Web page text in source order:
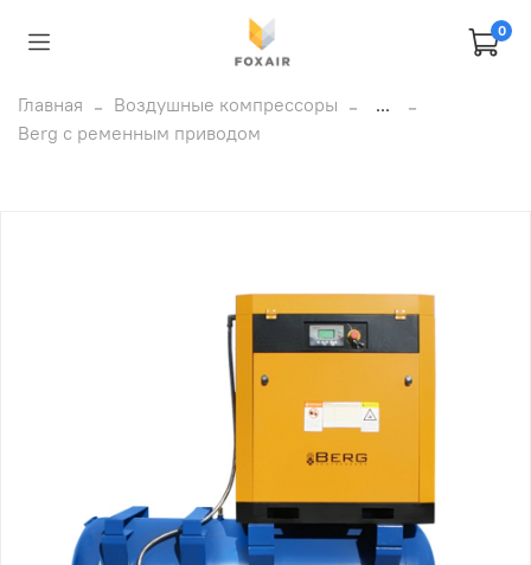
0
Главная Воздушные компрессоры
...
Berg с ременным приводом